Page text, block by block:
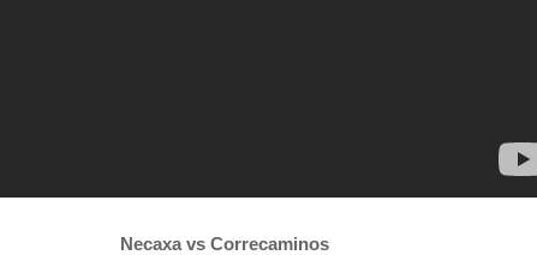
Necaxa vs Correcaminos